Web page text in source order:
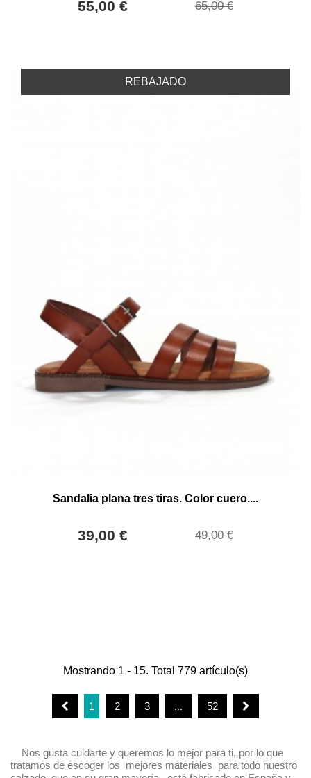
55,00 € 65,00 €
REBAJADO
Sandalia plana tres tiras. Color cuero....
39,00 € 49,00 €
Mostrando 1 - 15. Total 779 artículo(s)
1 2 3 ... 52
Nos gusta cuidarte y queremos lo mejor para ti, por lo que
tratamos de escoger los mejores materiales para todo nuestro